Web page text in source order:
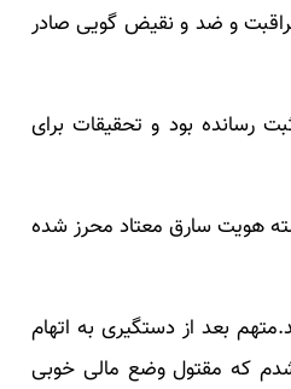
و ضد و نقیض گویی صادر
رسانده بود و تحقیقات برای
مدار بسته هویت سارق معتاد محرز شده
بعد از دستگیری به اتهام
که مقتول وضع مالی خوبی